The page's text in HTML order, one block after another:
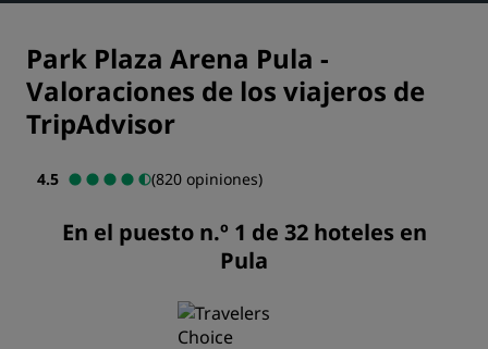
Park Plaza Arena Pula -
Valoraciones de los viajeros de
TripAdvisor
4.5 (820 opiniones)
En el puesto n.º 1 de 32 hoteles en
Pula